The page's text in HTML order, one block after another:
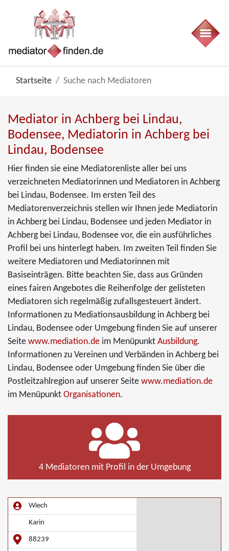
Startseite Suche nach Mediatoren
Mediator in Achberg bei Lindau,
Bodensee, Mediatorin in Achberg bei
Lindau, Bodensee
Hier finden sie eine Mediatorenliste aller bei uns
verzeichneten Mediatorinnen und Mediatoren in Achberg
bei Lindau, Bodensee. Im ersten Teil des
Mediatorenverzeichnis stellen wir Ihnen jede Mediatorin
in Achberg bei Lindau, Bodensee und jeden Mediator in
Achberg bei Lindau, Bodensee vor, die ein ausführliches
Profil bei uns hinterlegt haben. Im zweiten Teil finden Sie
weitere Mediatoren und Mediatorinnen mit
Basiseinträgen. Bitte beachten Sie, dass aus Gründen
eines fairen Angebotes die Reihenfolge der gelisteten
Mediatoren sich regelmäßig zufallsgesteuert ändert.
Informationen zu Mediationsausbildung in Achberg bei
Lindau, Bodensee oder Umgebung finden Sie auf unserer
Seite www.mediation.de im Menüpunkt Ausbildung.
Informationen zu Vereinen und Verbänden in Achberg bei
Lindau, Bodensee oder Umgebung finden Sie über die
Postleitzahlregion auf unserer Seite www.mediation.de
im Menüpunkt Organisationen.
4 Mediatoren mit Profil in der Umgebung
Wiech
Karin
88239